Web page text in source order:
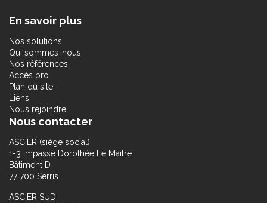
En savoir plus
Nos solutions
Qui sommes-nous
Nos références
Accès pro
Plan du site
Liens
Nous rejoindre
Nous contacter
ASCIER (siège social)
1-3 impasse Dorothée Le Maitre
Bâtiment D
77 700 Serris
ASCIER SUD